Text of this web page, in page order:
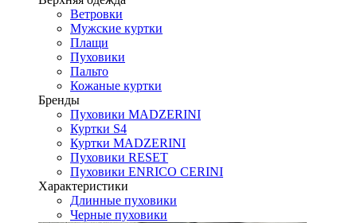
Ветровки
Мужские куртки
Плащи
Пуховики
Пальто
Кожаные куртки
Бренды
Пуховики MADZERINI
Куртки S4
Куртки MADZERINI
Пуховики RESET
Пуховики ENRICO CERINI
Характеристики
Длинные пуховики
Черные пуховики